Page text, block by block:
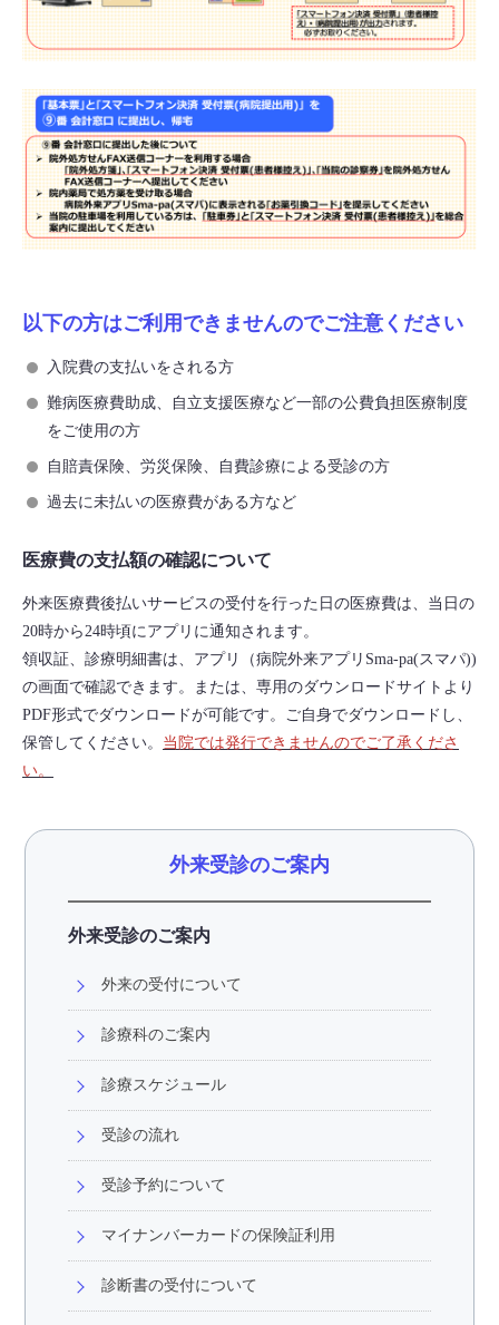
以下の方はご利用できませんのでご注意ください
入院費の支払いをされる方
難病医療費助成、自立支援医療など一部の公費負担医療制度
をご使用の方
自賠責保険、労災保険、自費診療による受診の方
過去に未払いの医療費がある方など
医療費の支払額の確認について
外来医療費後払いサービスの受付を行った日の医療費は、当日の
20時から24時頃にアプリに通知されます。
領収証、診療明細書は、アプリ（病院外来アプリSma-pa(スマパ))
の画面で確認できます。または、専用のダウンロードサイトより
PDF形式でダウンロードが可能です。ご自身でダウンロードし、
保管してください。 当院では発行できませんのでご了承くださ
い。
外来受診のご案内
外来受診のご案内
外来の受付について
診療科のご案内
診療スケジュール
受診の流れ
受診予約について
マイナンバーカードの保険証利用
診断書の受付について